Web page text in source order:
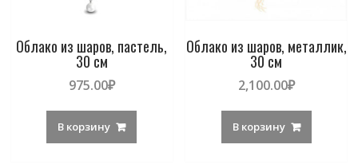
Облако из шаров, пастель,
30 см
975.00₽
В корзину
Облако из шаров, металлик,
30 см
2,100.00₽
В корзину